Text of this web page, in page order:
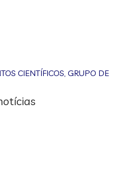
CIENTÍFICOS,GRUPO DE